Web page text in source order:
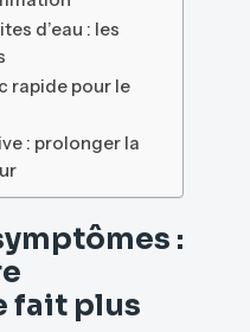
d’eau : les
rapide pour le
: prolonger la
:
fait plus